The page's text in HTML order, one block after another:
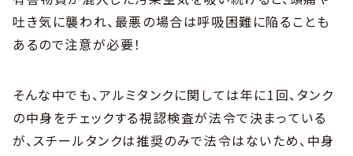
吐き気に襲われ、最悪の場合は呼吸困難に陥ることも
あるので注意が必要！
そんな中でも、アルミタンクに関しては年に1回、タンク
の中身をチェックする視認検査が法令で決まっている
が、スチールタンクは推奨のみで法令はないため、中身